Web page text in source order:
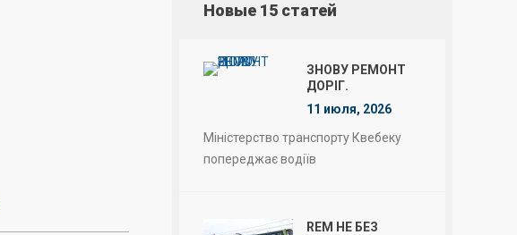
Новые 15 статей
ЗНОВУ РЕМОНТ
ДОРІГ.
11 июля, 2026
Міністерство транспорту Квебеку
попереджає водіїв
REM НЕ БЕЗ